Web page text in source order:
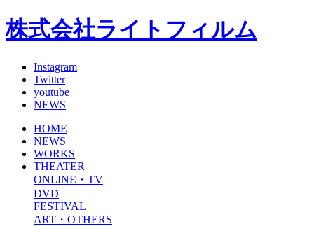
株式会社ライトフィルム
Instagram
Twitter
youtube
NEWS
HOME
NEWS
WORKS
THEATER
ONLINE・TV
DVD
FESTIVAL
ART・OTHERS